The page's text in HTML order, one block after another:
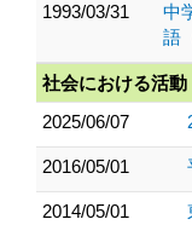
1993/03/31
中
語
社会における活動
2025/06/07
2016/05/01
2014/05/01